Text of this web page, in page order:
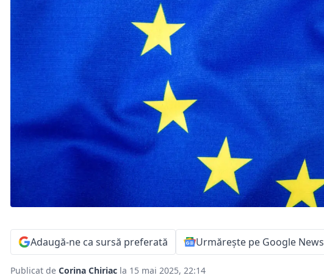
Adaugă-ne ca sursă preferată Urmărește pe Google News
Publicat de Corina Chiriac la 15 mai 2025, 22:14